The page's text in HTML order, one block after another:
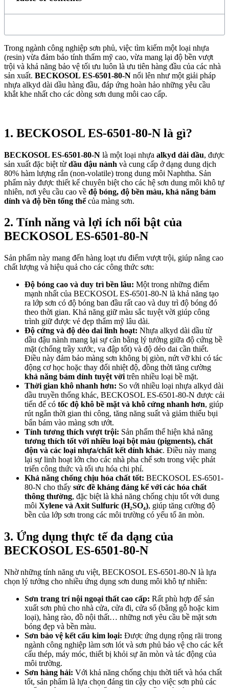
Trong ngành công nghiệp sơn phủ, việc tìm kiếm một loại nhựa
(resin) vừa đảm bảo tính thẩm mỹ cao, vừa mang lại độ bền vượt
trội và khả năng bảo vệ tối ưu luôn là ưu tiên hàng đầu của các nhà
sản xuất. BECKOSOL ES-6501-80-N nổi lên như một giải pháp
nhựa alkyd dài dầu hàng đầu, đáp ứng hoàn hảo những yêu cầu
khắt khe nhất cho các dòng sơn dung môi cao cấp.
1. BECKOSOL ES-6501-80-N là gì?
BECKOSOL ES-6501-80-N là một loại nhựa alkyd dài dầu, được
sản xuất đặc biệt từ dầu đậu nành và cung cấp ở dạng dung dịch
80% hàm lượng rắn (non-volatile) trong dung môi Naphtha. Sản
phẩm này được thiết kế chuyên biệt cho các hệ sơn dung môi khô tự
nhiên, nơi yêu cầu cao về độ bóng, độ bền màu, khả năng bám
dính và độ bền tổng thểcủa màng sơn.
2. Tính năng và lợi ích nổi bật của
BECKOSOL ES-6501-80-N
Sản phẩm này mang đến hàng loạt ưu điểm vượt trội, giúp nâng cao
chất lượng và hiệu quả cho các công thức sơn:
Độ bóng cao và duy trì bền lâu: Một trong những điểm
mạnh nhất của BECKOSOL ES-6501-80-N là khả năng tạo
ra lớp sơn có độ bóng ban đầu rất cao và duy trì độ bóng đó
theo thời gian. Khả năng giữ màu sắc tuyệt vời giúp công
trình giữ được vẻ đẹp thẩm mỹ lâu dài.
Độ cứng và độ dẻo dai linh hoạt: Nhựa alkyd dài dầu từ
dầu đậu nành mang lại sự cân bằng lý tưởng giữa độ cứng bề
mặt (chống trầy xước, va đập tốt) và độ dẻo dai cần thiết.
Điều này đảm bảo màng sơn không bị giòn, nứt vỡ khi có tác
động cơ học hoặc thay đổi nhiệt độ, đồng thời tăng cường
khả năng bám dính tuyệt vời trên nhiều loại bề mặt.
Thời gian khô nhanh hơn: So với nhiều loại nhựa alkyd dài
dầu truyền thống khác, BECKOSOL ES-6501-80-N được cải
tiến để có tốc độ khô bề mặt và khô cứng nhanh hơn, giúp
rút ngắn thời gian thi công, tăng năng suất và giảm thiểu bụi
bẩn bám vào màng sơn ướt.
Tính tương thích vượt trội: Sản phẩm thể hiện khả năng
tương thích tốt với nhiều loại bột màu (pigments), chất
độn và các loại nhựa/chất kết dính khác. Điều này mang
lại sự linh hoạt lớn cho các nhà pha chế sơn trong việc phát
triển công thức và tối ưu hóa chi phí.
Khả năng chống chịu hóa chất tốt: BECKOSOL ES-6501-
80-N cho thấy sức đề kháng đáng kể với các hóa chất
thông thường, đặc biệt là khả năng chống chịu tốt với dung
môi Xylene và Axit Sulfuric (H₂SO₄), giúp tăng cường độ
bền của lớp sơn trong các môi trường có yếu tố ăn mòn.
3. Ứng dụng thực tế đa dạng của
BECKOSOL ES-6501-80-N
Nhờ những tính năng ưu việt, BECKOSOL ES-6501-80-N là lựa
chọn lý tưởng cho nhiều ứng dụng sơn dung môi khô tự nhiên:
Sơn trang trí nội ngoại thất cao cấp: Rất phù hợp để sản
xuất sơn phủ cho nhà cửa, cửa đi, cửa sổ (bằng gỗ hoặc kim
loại), hàng rào, đồ nội thất… những nơi yêu cầu bề mặt sơn
bóng đẹp và bền màu.
Sơn bảo vệ kết cấu kim loại: Được ứng dụng rộng rãi trong
ngành công nghiệp làm sơn lót và sơn phủ bảo vệ cho các kết
cấu thép, máy móc, thiết bị khỏi sự ăn mòn và tác động của
môi trường.
Sơn hàng hải: Với khả năng chống chịu thời tiết và hóa chất
tốt, sản phẩm là lựa chọn đáng tin cậy cho việc sơn phủ các